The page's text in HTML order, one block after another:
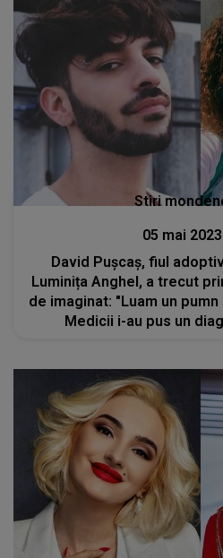
Stiri
05 mai 2023
David Pușcaș, fiul
Luminița Anghel, a trecut
de imaginat: "Luam un
Medicii i-au pus un